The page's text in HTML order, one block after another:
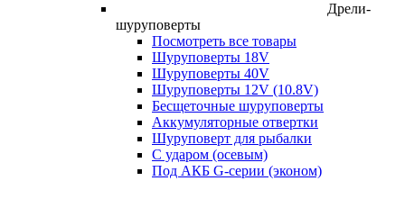
Дрели-
шуруповерты
Посмотреть все товары
Шуруповерты 18V
Шуруповерты 40V
Шуруповерты 12V (10.8V)
Бесщеточные шуруповерты
Аккумуляторные отвертки
Шуруповерт для рыбалки
С ударом (осевым)
Под АКБ G-серии (эконом)